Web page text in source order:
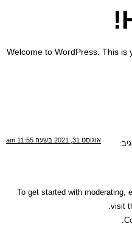
Welcome to WordPress. This is
אוגוסט 31, 2021 בשעה 11:55 am
To get started with moderating,
visit